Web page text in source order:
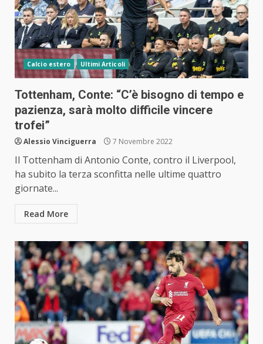
Calcio estero Ultimi Articoli
Tottenham, Conte: “C’è bisogno di tempo e
pazienza, sarà molto difficile vincere
trofei”
Alessio Vinciguerra 7 Novembre 2022
Il Tottenham di Antonio Conte, contro il Liverpool,
ha subito la terza sconfitta nelle ultime quattro
giornate...
Read More